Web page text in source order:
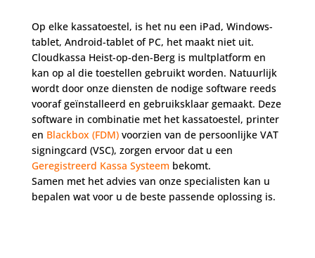
Op elke kassatoestel, is het nu een iPad, Windows-
tablet, Android-tablet of PC, het maakt niet uit.
Cloudkassa Heist-op-den-Berg is multplatform en
kan op al die toestellen gebruikt worden. Natuurlijk
wordt door onze diensten de nodige software reeds
vooraf geïnstalleerd en gebruiksklaar gemaakt. Deze
software in combinatie met het kassatoestel, printer
en Blackbox (FDM)voorzien van de persoonlijke VAT
signingcard (VSC), zorgen ervoor dat u een
Geregistreerd Kassa Systeem bekomt.
Samen met het advies van onze specialisten kan u
bepalen wat voor u de beste passende oplossing is.